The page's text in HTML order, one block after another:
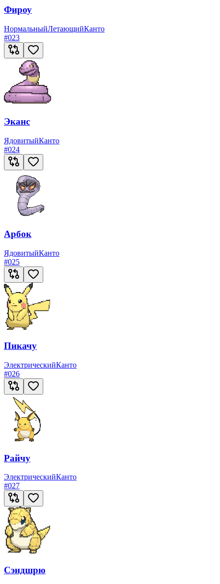
Фироу
НормальныйЛетающийКанто
#023
Эканс
ЯдовитыйКанто
#024
Арбок
ЯдовитыйКанто
#025
Пикачу
ЭлектрическийКанто
#026
Райчу
ЭлектрическийКанто
#027
Сэндшрю